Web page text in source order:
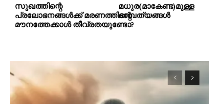
സുഖത്തിന്റെ
പ്രലോഭനങ്ങൾക്ക് മരണത്തിന്റെ
മൗനത്തേക്കാൾ തീവ്രതയുണ്ടോ?
മധുര(മാകേണ്ട)മുള്ള
ദാമ്പത്യങ്ങൾ